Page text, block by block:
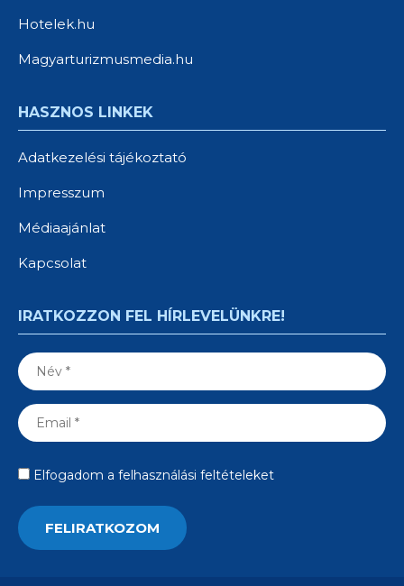
Hotelek.hu
Magyarturizmusmedia.hu
HASZNOS LINKEK
Adatkezelési tájékoztató
Impresszum
Médiaajánlat
Kapcsolat
IRATKOZZON FEL HÍRLEVELÜNKRE!
Elfogadom a felhasználási feltételeket